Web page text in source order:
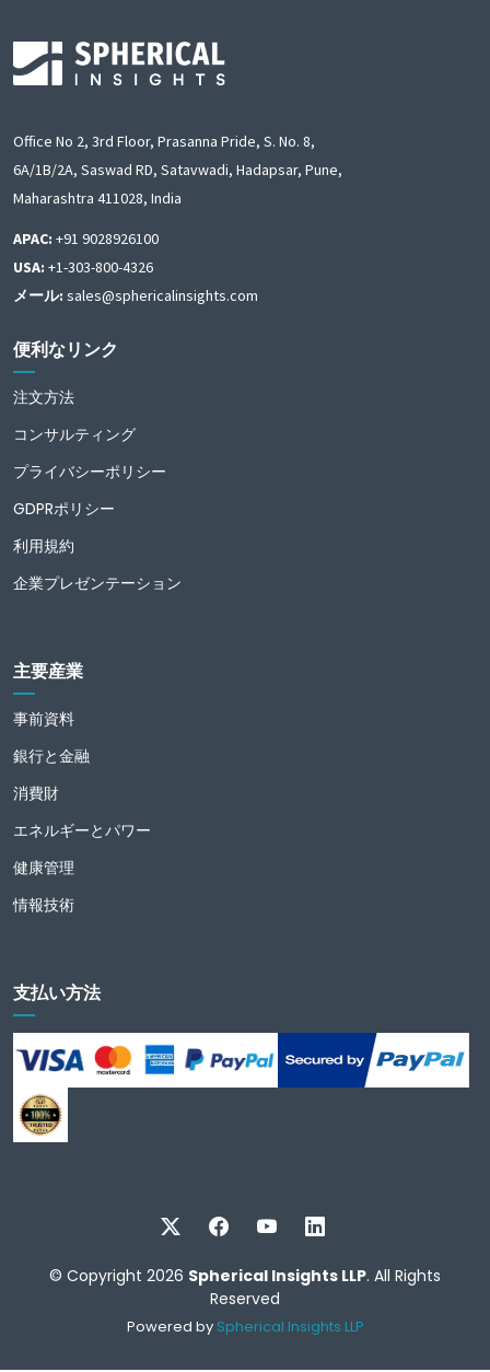
Office No 2, 3rd Floor, Prasanna Pride, S. No. 8,
6A/1B/2A, Saswad RD, Satavwadi, Hadapsar, Pune,
Maharashtra 411028, India
APAC: +91 9028926100
USA: +1-303-800-4326
メール: sales@sphericalinsights.com
便利なリンク
注文方法
コンサルティング
プライバシーポリシー
GDPRポリシー
利用規約
企業プレゼンテーション
主要産業
事前資料
銀行と金融
消費財
エネルギーとパワー
健康管理
情報技術
支払い方法
© Copyright 2026 Spherical Insights LLP. All Rights
Reserved
Powered by Spherical Insights LLP